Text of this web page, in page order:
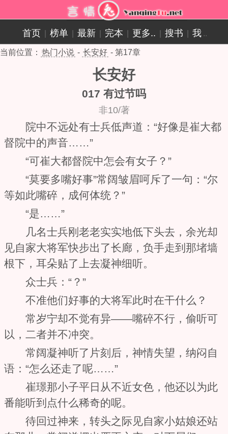
首页 榜单 最新 完本 更多.. 搜书 我 ..
当前位置： 热门小说 - 长安好 - 第17章
长安好
017 有过节吗
非10/著
院中不远处有士兵低声道：“好像是崔大都
督院中的声音……”
“可崔大都督院中怎会有女子？”
“莫要多嘴好事”常阔皱眉呵斥了一句：“尔
等如此嘴碎，成何体统？”
“是……”
几名士兵刚老老实实地低下头去，余光却
见自家大将军快步出了长廊，负手走到那堵墙
根下，耳朵贴了上去凝神细听。
众士兵：“？”
不准他们好事的大将军此时在干什么？
常岁宁却不觉有异——嘴碎不行，偷听可
以，二者并不冲突。
常阔凝神听了片刻后，神情失望，纳闷自
语：“怎么还走了呢……”
崔璟那小子平日从不近女色，他还以为此
番能听到点什么稀奇的呢。
待回过神来，转头之际见自家小姑娘还站